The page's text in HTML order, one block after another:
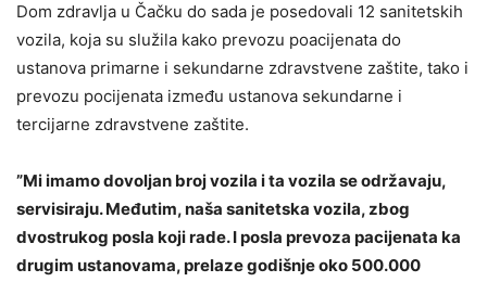
Dom zdravlja u Čačku do sada je posedovali 12 sanitetskih
vozila, koja su služila kako prevozu poacijenata do
ustanova primarne i sekundarne zdravstvene zaštite, tako i
prevozu pocijenata između ustanova sekundarne i
tercijarne zdravstvene zaštite.
”Mi imamo dovoljan broj vozila i ta vozila se održavaju,
servisiraju. Međutim, naša sanitetska vozila, zbog
dvostrukog posla koji rade. I posla prevoza pacijenata ka
drugim ustanovama, prelaze godišnje oko 500.000